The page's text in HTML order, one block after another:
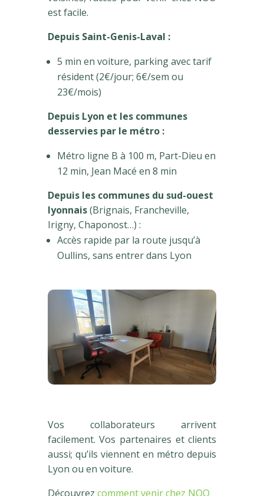
est facile.
Depuis Saint-Genis-Laval :
5 min en voiture, parking avec tarif
résident (2€/jour; 6€/sem ou
23€/mois)
Depuis Lyon et les communes
desservies par le métro :
Métro ligne B à 100 m, Part-Dieu en
12 min, Jean Macé en 8 min
Depuis les communes du sud-ouest
lyonnais(Brignais, Francheville,
Irigny, Chaponost…) :
Accès rapide par la route jusqu’à
Oullins, sans entrer dans Lyon
Vos collaborateurs arrivent
facilement. Vos partenaires et clients
aussi; qu’ils viennent en métro depuis
Lyon ou en voiture.
Découvrez comment venir chez NOO